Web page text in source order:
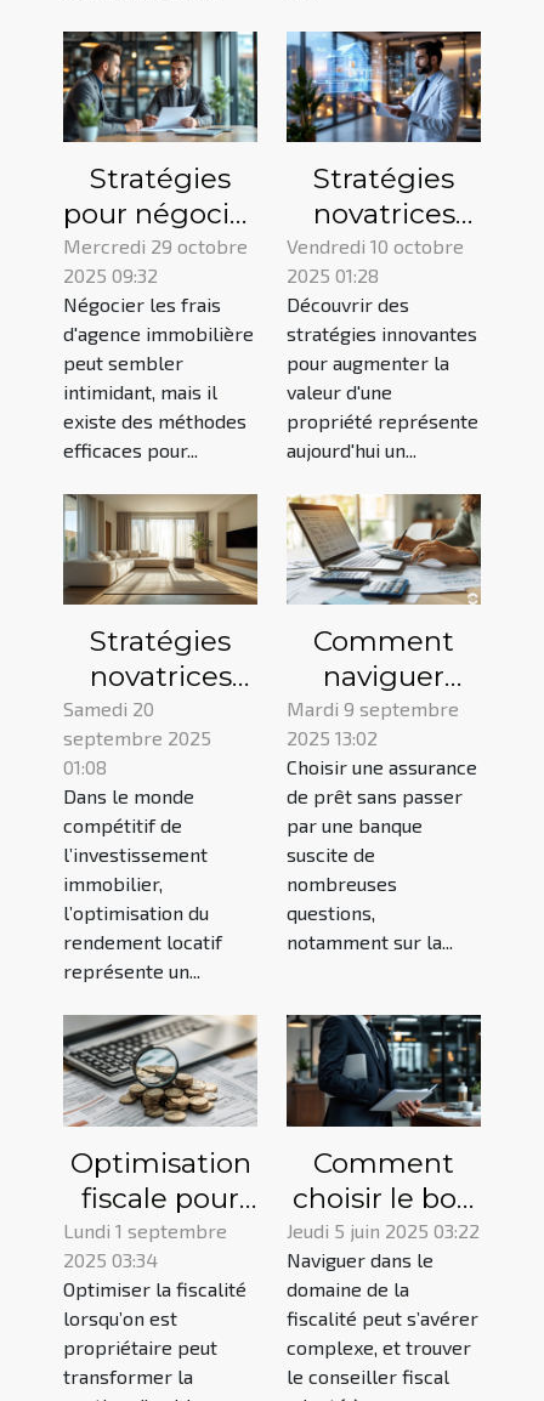
leurs revenus
?
Stratégies
pour négocier
les frais
d'agence
immobilière
efficacement
Mercredi 29 octobre
2025 09:32
Négocier les frais
d'agence immobilière
peut sembler
intimidant, mais il
existe des méthodes
efficaces pour...
Stratégies
novatrices
pour
augmenter la
valeur de
votre
propriété
Vendredi 10 octobre
2025 01:28
Découvrir des
stratégies innovantes
pour augmenter la
valeur d'une
propriété représente
aujourd'hui un...
Stratégies
novatrices
pour
maximiser le
rendement
locatif
Samedi 20
septembre 2025
01:08
Dans le monde
compétitif de
l’investissement
immobilier,
l’optimisation du
rendement locatif
représente un...
Comment
naviguer
dans le choix
d'une
assurance de
prêt sans
banque ?
Mardi 9 septembre
2025 13:02
Choisir une assurance
de prêt sans passer
par une banque
suscite de
nombreuses
questions,
notamment sur la...
Optimisation
fiscale pour
propriétaires :
réduisez vos
impôts
légalement
Lundi 1 septembre
2025 03:34
Optimiser la fiscalité
lorsqu’on est
propriétaire peut
transformer la
Comment
choisir le bon
conseiller
fiscal pour
optimiser
votre
situation
Jeudi 5 juin 2025 03:22
Naviguer dans le
domaine de la
fiscalité peut s’avérer
complexe, et trouver
le conseiller fiscal